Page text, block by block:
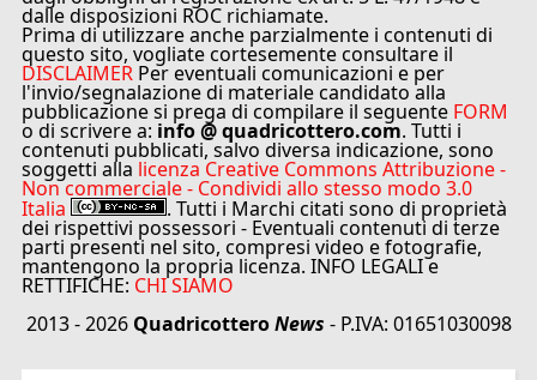
dalle disposizioni ROC richiamate.
Prima di utilizzare anche parzialmente i contenuti di
questo sito, vogliate cortesemente consultare il
DISCLAIMER Per eventuali comunicazioni e per
l'invio/segnalazione di materiale candidato alla
pubblicazione si prega di compilare il seguente FORM
o di scrivere a: info @ quadricottero.com. Tutti i
contenuti pubblicati, salvo diversa indicazione, sono
soggetti alla licenza Creative Commons Attribuzione -
Non commerciale - Condividi allo stesso modo 3.0
Italia . Tutti i Marchi citati sono di proprietà
dei rispettivi possessori - Eventuali contenuti di terze
parti presenti nel sito, compresi video e fotografie,
mantengono la propria licenza. INFO LEGALI e
RETTIFICHE: CHI SIAMO
2013 - 2026 QuadricotteroNews - P.IVA: 01651030098